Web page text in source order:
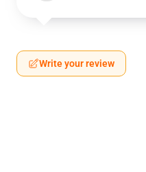
Write your review